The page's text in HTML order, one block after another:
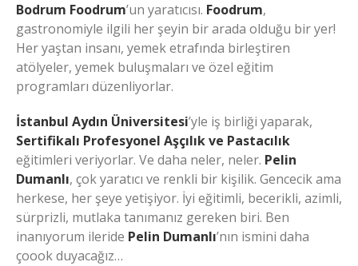
Bodrum Foodrum’un yaratıcısı. Foodrum,
gastronomiyle ilgili her şeyin bir arada olduğu bir yer!
Her yaştan insanı, yemek etrafında birleştiren
atölyeler, yemek buluşmaları ve özel eğitim
programları düzenliyorlar.
İstanbul Aydın Üniversitesi’yle iş birliği yaparak,
Sertifikalı Profesyonel Aşçılık ve Pastacılık
eğitimleri veriyorlar. Ve daha neler, neler. Pelin
Dumanlı, çok yaratıcı ve renkli bir kişilik. Gencecik ama
herkese, her şeye yetişiyor. İyi eğitimli, becerikli, azimli,
sürprizli, mutlaka tanımanız gereken biri. Ben
inanıyorum ileride Pelin Dumanlı’nın ismini daha
çoook duyacağız…